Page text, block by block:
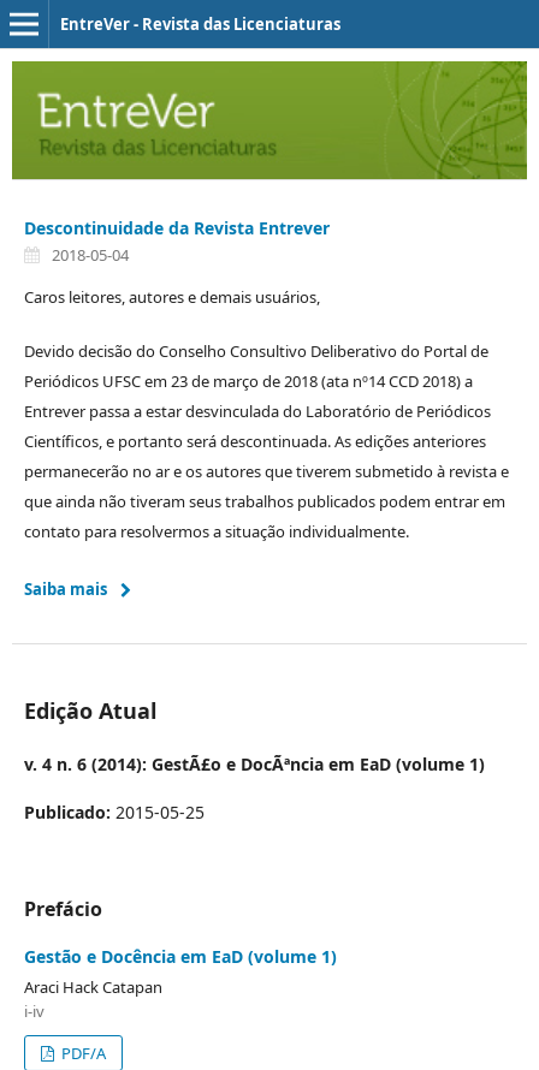
EntreVer - Revista das Licenciaturas
Descontinuidade da Revista Entrever
2018-05-04
Caros leitores, autores e demais usuários,
Devido decisão do Conselho Consultivo Deliberativo do Portal de
Periódicos UFSC em 23 de março de 2018 (ata nº14 CCD 2018) a
Entrever passa a estar desvinculada do Laboratório de Periódicos
Científicos, e portanto será descontinuada. As edições anteriores
permanecerão no ar e os autores que tiverem submetido à revista e
que ainda não tiveram seus trabalhos publicados podem entrar em
contato para resolvermos a situação individualmente.
Saiba mais
Edição Atual
v. 4 n. 6 (2014): GestÃ£o e DocÃªncia em EaD (volume 1)
Publicado: 2015-05-25
Prefácio
Gestão e Docência em EaD (volume 1)
Araci Hack Catapan
i-iv
PDF/A